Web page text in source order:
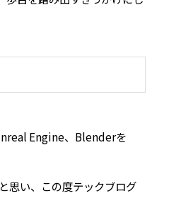
Engine、Blenderを
思い、この度テックブログ